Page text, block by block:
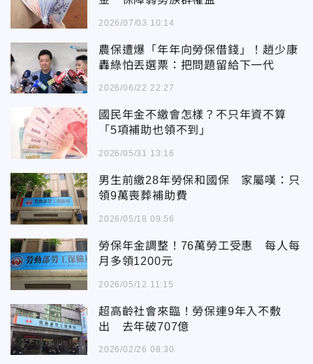
2026/07/03 10:14
農保遭爆「年年向勞保借錢」！趙少康
轟綠怕丟選票：把問題留給下一代
2026/06/22 22:27
國民年金不繳會怎樣？不只年資不算
「5項補助也領不到」
2026/05/31 13:16
男生前繳28年勞保和國保 家屬嘆：只
領9萬喪葬補助費
2026/05/18 09:56
勞保年金調整！76萬勞工受惠 每人每
月多領1200元
2026/05/12 11:15
超高齡社會來臨！勞保連9年入不敷
出 去年破707億
2026/02/26 08:30